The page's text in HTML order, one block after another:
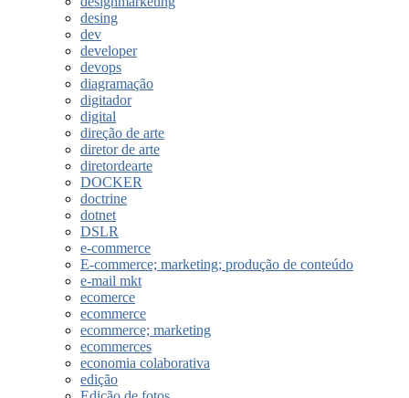
desing
dev
developer
devops
diagramação
digitador
digital
direção de arte
diretor de arte
diretordearte
DOCKER
doctrine
dotnet
DSLR
e-commerce
E-commerce; marketing; produção de conteúdo
e-mail mkt
ecomerce
ecommerce
ecommerce; marketing
ecommerces
economia colaborativa
edição